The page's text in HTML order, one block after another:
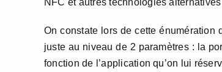
NFC et autres technologies
On constate lors de cette
juste au niveau de 2 paramètres : la
fonction de l’application qu’on lui